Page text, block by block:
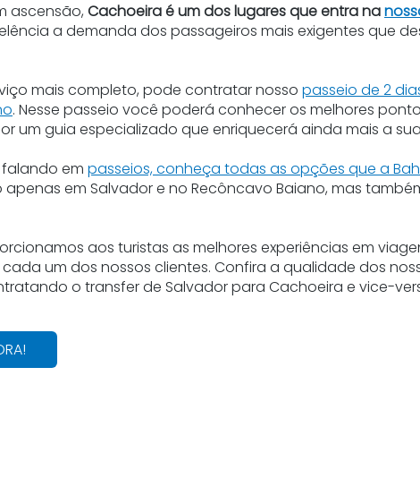
ascensão, Cachoeira é um dos lugares que entra na
a demanda dos passageiros mais exigentes que
mais completo, pode contratar nosso passeio de 2
. Nesse passeio você poderá conhecer os melhores
um guia especializado que enriquecerá ainda mais a
em passeios, conheça todas as opções que a
apenas em Salvador e no Recôncavo Baiano, mas
aos turistas as melhores experiências em
um dos nossos clientes. Confira a qualidade dos
o transfer de Salvador para Cachoeira e vice-